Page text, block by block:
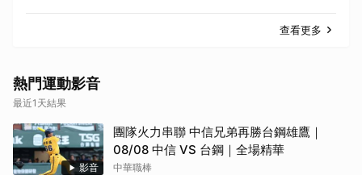
查看更多
熱門運動影音
最近1天結果
影音
團隊火力串聯 中信兄弟再勝台鋼雄鷹｜
08/08 中信 VS 台鋼｜全場精華
中華職棒
取消